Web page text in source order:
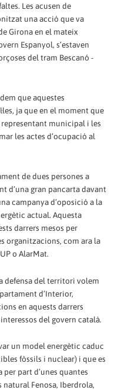
Les acusen de
una acció que va
Girona en el mateix
Espanyol, s’estaven
del tram Bescanó -
que aquestes
ja que en el moment que
municipal i les
les actes d’ocupació al
de dues persones a
d’una gran pancarta davant
campanya d’oposició a la
actual. Aquesta
darrers mesos per
organitzacions, com ara la
o AlarMat.
defensa del territori volem
d’Interior,
en aquests darrers
del govern català.
un model energètic caduc
fòssils i nuclear) i que es
part d’unes quantes
natural Fenosa, Iberdrola,